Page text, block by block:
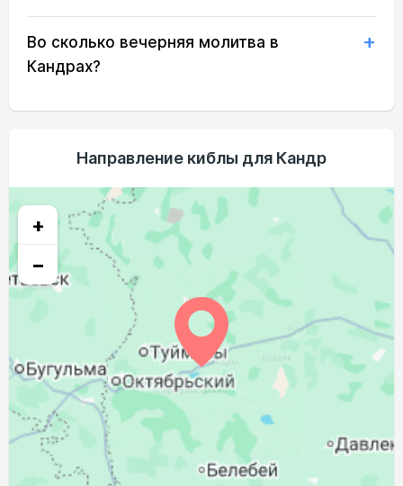
23, Вс 04:05 06:14 13:26 17:20 20:37 22:36
04:08 06:16
04:19 06:23 13:25 17:13 22:19
04:22 06:25 13:25
06:27 13:24 17:10 20:21 22:13
06:29 13:24 17:08 20:18 22:09
Во сколько вечерняя молитва в
Кандрах?
Направление киблы для Кандр
+
−